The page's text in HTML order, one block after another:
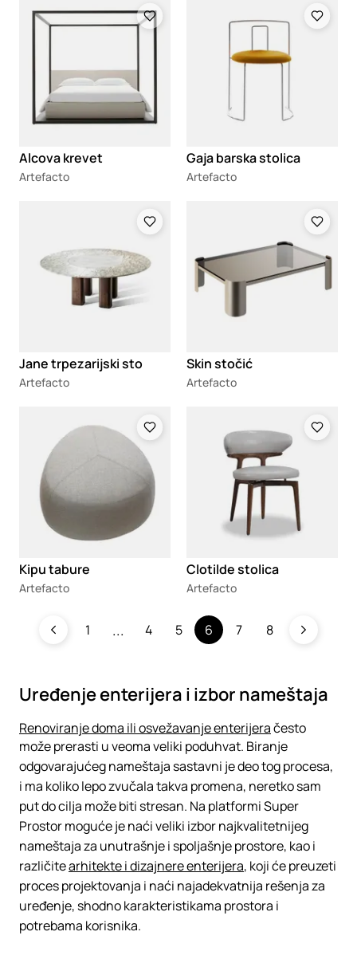
Alcova krevet
Artefacto
Gaja barska stolica
Artefacto
Jane trpezarijski sto
Artefacto
Skin stočić
Artefacto
Kipu tabure
Artefacto
Clotilde stolica
Artefacto
1 4 5 6 7 8
Uređenje enterijera i izbor nameštaja
Renoviranje doma ili osvežavanje enterijeračesto
može prerasti u veoma veliki poduhvat. Biranje
odgovarajućeg nameštaja sastavni je deo tog procesa,
i ma koliko lepo zvučala takva promena, neretko sam
put do cilja može biti stresan. Na platformi Super
Prostor moguće je naći veliki izbor najkvalitetnijeg
nameštaja za unutrašnje i spoljašnje prostore, kao i
različitearhitekte i dizajnere enterijera, koji će preuzeti
proces projektovanja i naći najadekvatnija rešenja za
uređenje, shodno karakteristikama prostora i
potrebama korisnika.